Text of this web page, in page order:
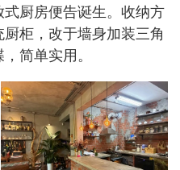
厨房便告诞生。收纳方
柜，改于墙身加装三角
简单实用。